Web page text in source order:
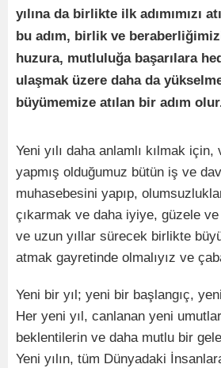
yılına da birlikte ilk adımımızı
bu adım, birlik ve
huzura, mutluluğa başarılara
ulaşmak üzere daha da
büyümemize atılan bir adım
Yeni yılı daha anlamlı kılmak
yapmış olduğumuz bütün iş ve
muhasebesini yapıp,
çıkarmak ve daha iyiye, güzele
ve uzun yıllar sürecek birlikte
atmak gayretinde olmalıyız ve
Yeni bir yıl; yeni bir başlangıç,
Her yeni yıl, canlanan yeni
beklentilerin ve daha mutlu bir
Yeni yılın, tüm Dünyadaki